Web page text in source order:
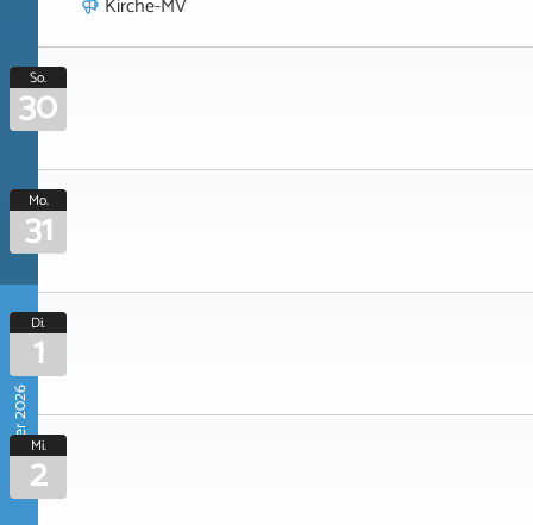
So.
30
Mo.
31
September 2026
Di.
1
Mi.
2